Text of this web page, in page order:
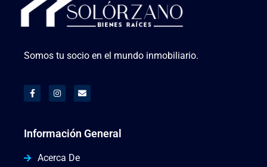
Somos tu socio en el mundo inmobiliario.
Información General
Acerca De